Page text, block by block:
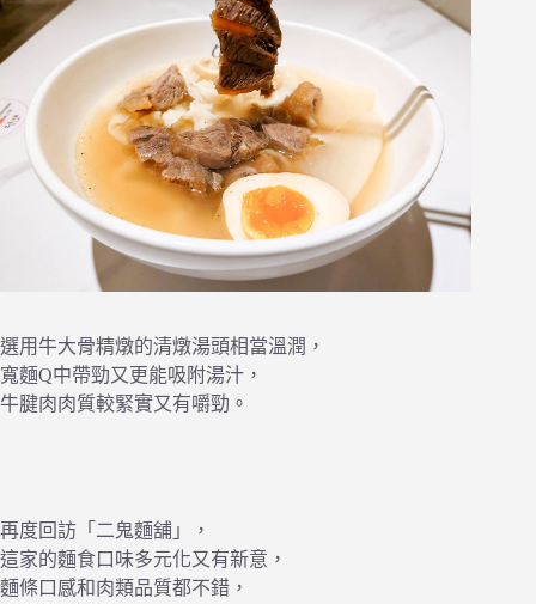
選用牛大骨精燉的清燉湯頭相當溫潤，
寬麵Q中帶勁又更能吸附湯汁，
牛腱肉肉質較緊實又有嚼勁。
再度回訪「二鬼麵舖」，
這家的麵食口味多元化又有新意，
麵條口感和肉類品質都不錯，